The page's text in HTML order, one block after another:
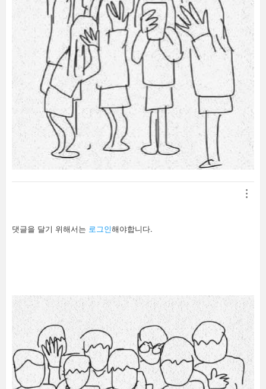
답
글
댓글을 달기 위해서는 로그인해야합니다.